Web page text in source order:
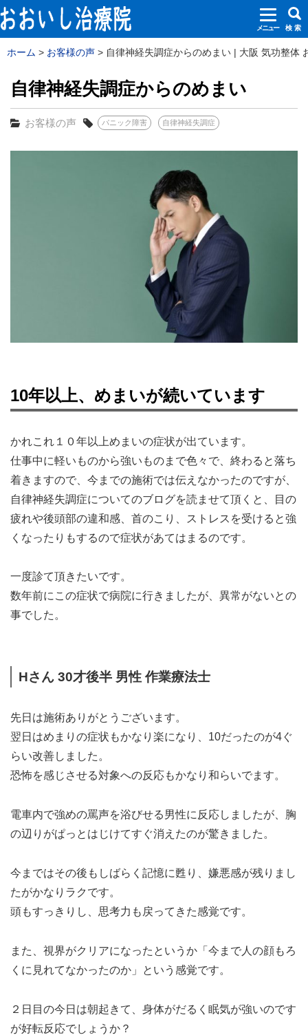
メニュー 検 索
ホーム お客様の声 自律神経失調症からのめまい | 大阪 気功整体
自律神経失調症からのめまい
お客様の声 パニック障害 自律神経失調症
10年以上、めまいが続いています
かれこれ１０年以上めまいの症状が出ています。
仕事中に軽いものから強いものまで色々で、終わると落ち
着きますので、今までの施術では伝えなかったのですが、
自律神経失調症についてのブログを読ませて頂くと、目の
疲れや後頭部の違和感、首のこり、ストレスを受けると強
くなったりもするので症状があてはまるのです。
一度診て頂きたいです。
数年前にこの症状で病院に行きましたが、異常がないとの
事でした。
Hさん 30才後半 男性 作業療法士
先日は施術ありがとうございます。
翌日はめまりの症状もかなり楽になり、10だったのが4ぐ
らい改善しました。
恐怖を感じさせる対象への反応もかなり和らいでます。
電車内で強めの罵声を浴びせる男性に反応しましたが、胸
の辺りがぱっとはじけてすぐ消えたのが驚きました。
今まではその後もしばらく記憶に甦り、嫌悪感が残りまし
たがかなりラクです。
頭もすっきりし、思考力も戻ってきた感覚です。
また、視界がクリアになったというか「今まで人の顔もろ
くに見れてなかったのか」という感覚です。
２日目の今日は朝起きて、身体がだるく眠気が強いのです
が好転反応でしょうか？